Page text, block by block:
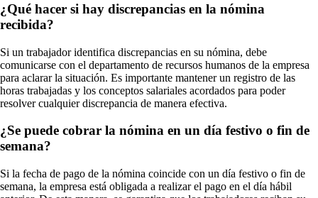
¿Qué hacer si hay discrepancias en la nómina
recibida?
Si un trabajador identifica discrepancias en su nómina, debe
comunicarse con el departamento de recursos humanos de la empresa
para aclarar la situación. Es importante mantener un registro de las
horas trabajadas y los conceptos salariales acordados para poder
resolver cualquier discrepancia de manera efectiva.
¿Se puede cobrar la nómina en un día festivo o fin de
semana?
Si la fecha de pago de la nómina coincide con un día festivo o fin de
semana, la empresa está obligada a realizar el pago en el día hábil